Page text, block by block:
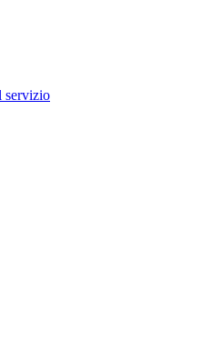
servizio